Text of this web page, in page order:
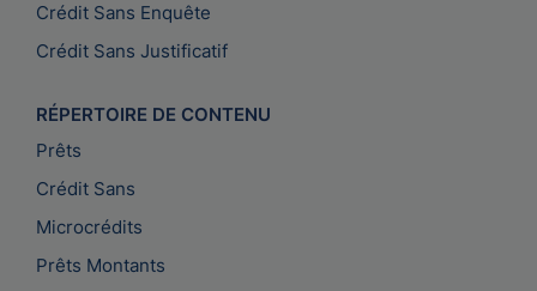
Crédit Sans Enquête
Crédit Sans Justificatif
RÉPERTOIRE DE CONTENU
Prêts
Crédit Sans
Microcrédits
Prêts Montants